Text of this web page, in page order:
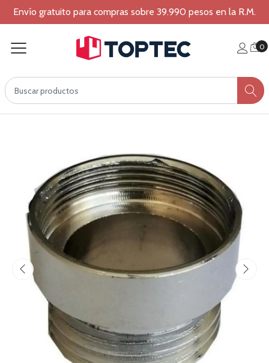
Envío gratuito para compras sobre 39.990 pesos en la R.M.
0